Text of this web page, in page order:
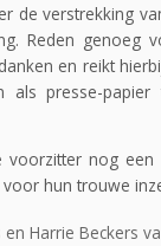
de verstrekking
Reden genoeg
en reikt
als presse-
voorzitter nog
hun trouwe
en Harrie Beckers